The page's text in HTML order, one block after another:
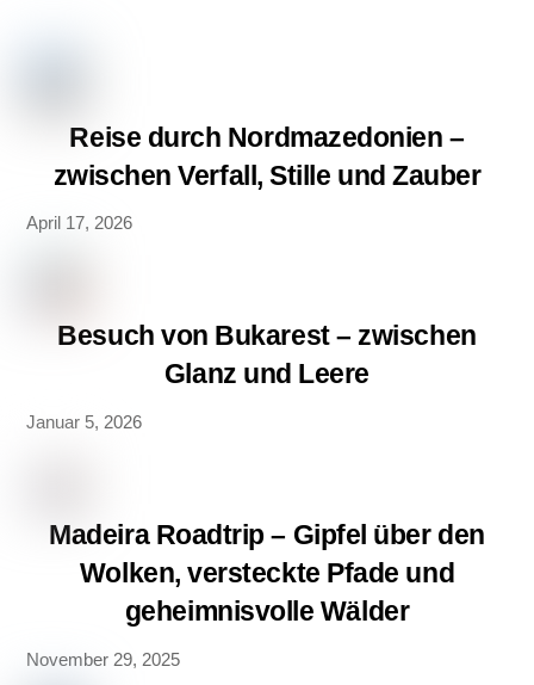
Reise durch Nordmazedonien –
zwischen Verfall, Stille und Zauber
April 17, 2026
Besuch von Bukarest – zwischen
Glanz und Leere
Januar 5, 2026
Madeira Roadtrip – Gipfel über den
Wolken, versteckte Pfade und
geheimnisvolle Wälder
November 29, 2025